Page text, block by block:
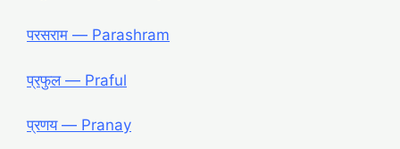
परसराम — Parashram
प्रफुल — Praful
प्रणय — Pranay